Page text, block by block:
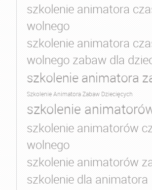
szkolenie animatora
wolnego
szkolenie animatora
wolnego zabaw dla
szkolenie animatora
Szkolenie Animatora Zabaw Dziecięcych
szkolenie
szkolenie animatorów
wolnego
szkolenie animatorów
szkolenie dla animatora